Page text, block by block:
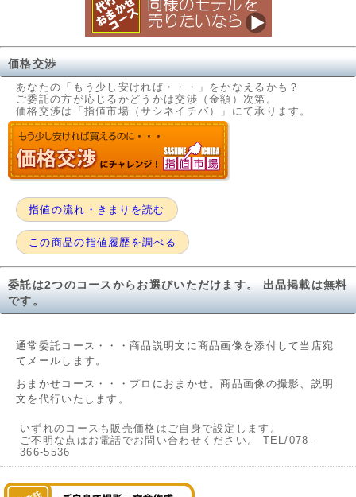
価格交渉
あなたの「もう少し安ければ・・・」をかなえるかも？
ご委託の方が応じるかどうかは交渉（金額）次第。
価格交渉は「指値市場（サシネイチバ）」にて承ります。
指値の流れ・きまりを読む
この商品の指値履歴を調べる
委託は2つのコースからお選びいただけます。 出品掲載は無料
です。
通常委託コース・・・商品説明文に商品画像を添付して当店宛
てメールします。
おまかせコース・・・プロにおまかせ。商品画像の撮影、説明
文を代行いたします。
いずれのコースも販売価格はご自身で設定します。
ご不明な点はお電話でお問い合わせください。 TEL/078-
366-5536